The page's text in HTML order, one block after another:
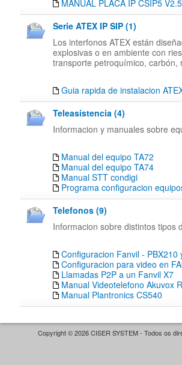
MANUAL PLACA IP CSIP5 V2.5
Serie ATEX IP SIP (1)
Los interfonos ATEX están
explosivas o en ambiente con
transporte petroquímico, carbón,
Guia rapida de instalacion
Teleasistencia (4)
Informacion y manuales sobre
Manual del equipo TA72
Manual del equipo TA74
Manual STT condigi
Programa configuracion
Telefonos (9)
Informacion sobre distintos tipos
Configuracion Fanvil -
Configuracion para video en
Llamadas P2P a un Fanvil X7
Manual Videotelefono Akuvox
Manual Plantronics CS540
Copyright © 2026 CISER SYSTEM - Todos os